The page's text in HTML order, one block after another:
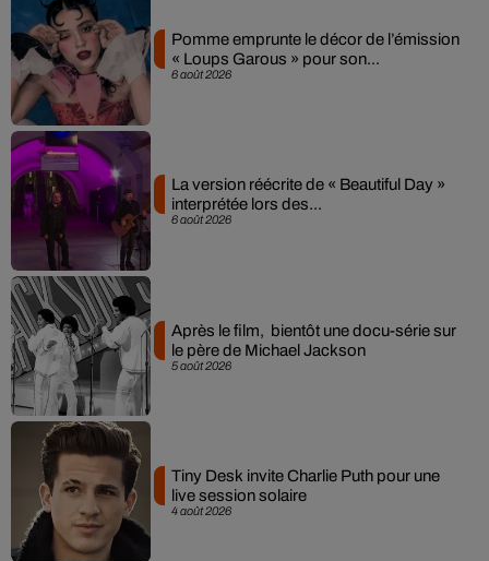
6 août 2026
Pomme emprunte le décor de l’émission
« Loups Garous » pour son...
6 août 2026
La version réécrite de « Beautiful Day »
interprétée lors des...
5 août 2026
Après le film, bientôt une docu-série sur
le père de Michael Jackson
4 août 2026
Tiny Desk invite Charlie Puth pour une
live session solaire